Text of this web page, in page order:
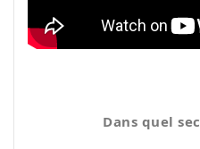
Dans quel